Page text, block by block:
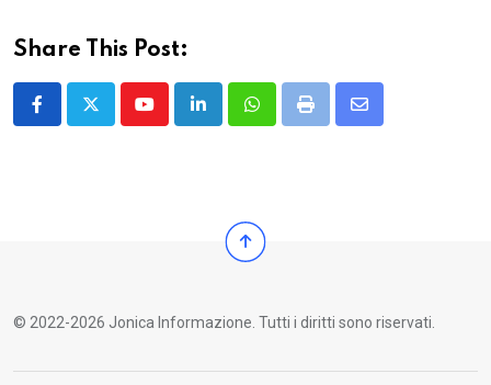
Share This Post:
YoutubeLinkedInWhatsappPrint
Share
© 2022-2026 Jonica Informazione. Tutti i diritti sono riservati.